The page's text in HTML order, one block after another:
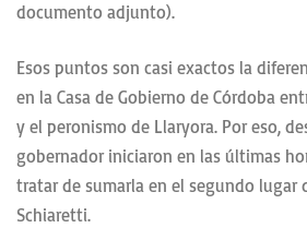
documento adjunto).
Esos puntos son casi exactos la
en la Casa de Gobierno de Córdoba
y el peronismo de Llaryora. Por eso,
gobernador iniciaron en las últimas
tratar de sumarla en el segundo lugar
Schiaretti.